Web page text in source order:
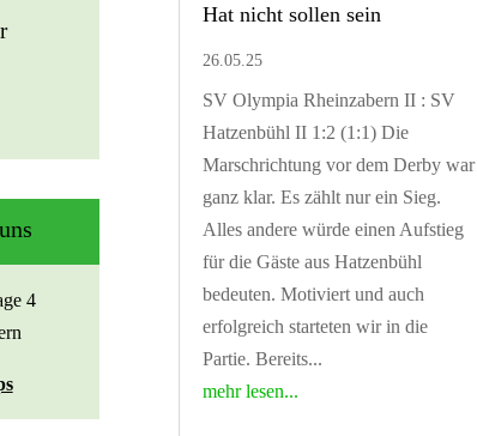
4
Hat nicht sollen sein
26.05.25
SV Olympia Rheinzabern II : SV
Hatzenbühl II 1:2 (1:1) Die
Marschrichtung vor dem Derby war
ganz klar. Es zählt nur ein Sieg.
Alles andere würde einen Aufstieg
für die Gäste aus Hatzenbühl
bedeuten. Motiviert und auch
erfolgreich starteten wir in die
Partie. Bereits...
mehr lesen...